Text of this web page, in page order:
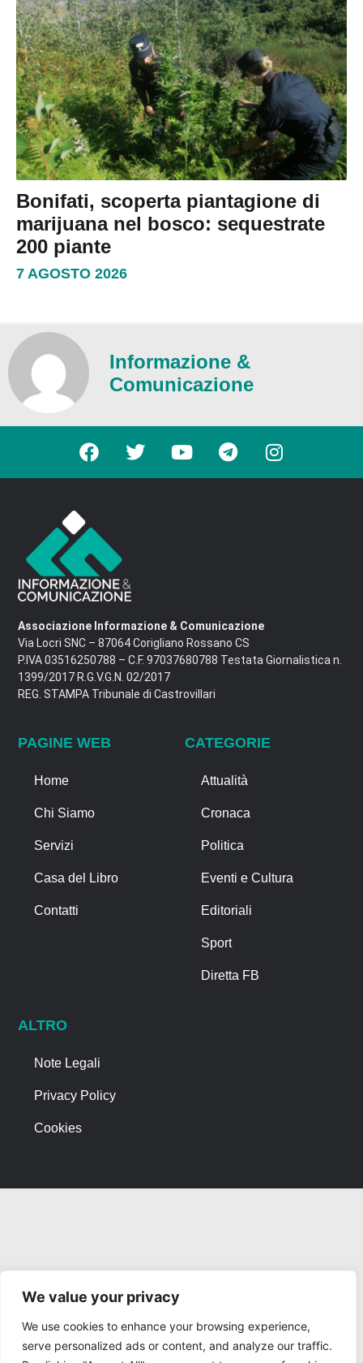
We value your privacy
We use cookies to enhance your browsing experience,
serve personalized ads or content, and analyze our traffic.
Bonifati, scoperta piantagione di
marijuana nel bosco: sequestrate
200 piante
7 AGOSTO 2026
Informazione &
Comunicazione
Associazione Informazione & Comunicazione
Via Locri SNC – 87064 Corigliano Rossano CS
P.IVA 03516250788 – C.F. 97037680788 Testata Giornalistica n.
1399/2017 R.G.V.G.N. 02/2017
REG. STAMPA Tribunale di Castrovillari
PAGINE WEB
Home
Chi Siamo
Servizi
Casa del Libro
Contatti
CATEGORIE
Attualità
Cronaca
Politica
Eventi e Cultura
Editoriali
Sport
Diretta FB
ALTRO
Note Legali
Privacy Policy
Cookies